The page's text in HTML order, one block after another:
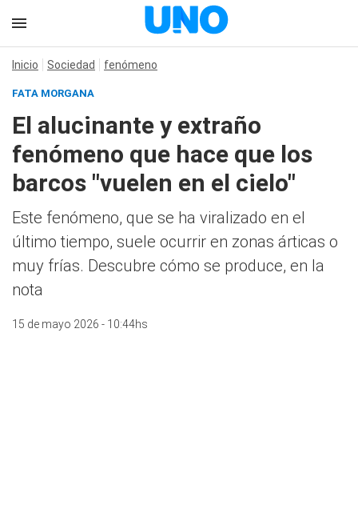
Inicio Sociedad fenómeno
FATA MORGANA
El alucinante y extraño
fenómeno que hace que los
barcos "vuelen en el cielo"
Este fenómeno, que se ha viralizado en el
último tiempo, suele ocurrir en zonas árticas o
muy frías. Descubre cómo se produce, en la
nota
15 de mayo 2026 - 10:44hs